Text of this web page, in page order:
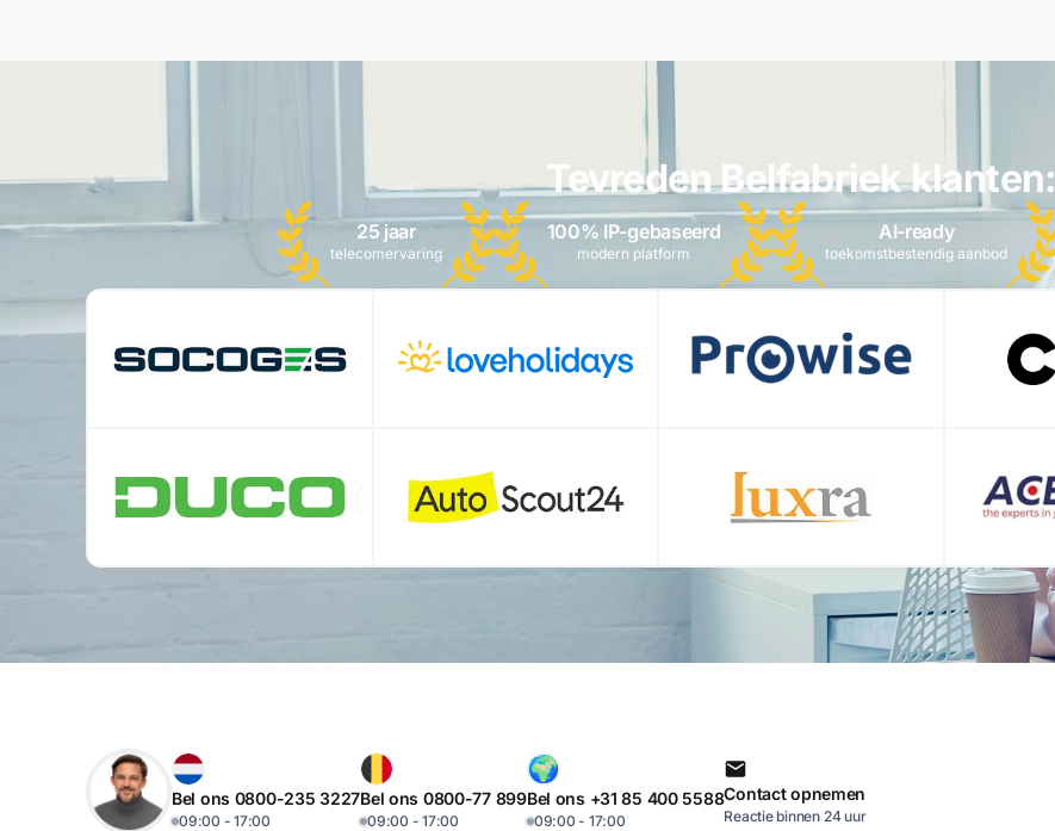
Tevreden Belfabriek klanten:
25 jaar
telecomervaring
100% IP-gebaseerd
modern platform
AI-ready
toekomstbestendig aanbod
Bel ons 0800-235 3227
09:00 - 17:00
Bel ons 0800-77 899
09:00 - 17:00
Bel ons +31 85 400 5588
09:00 - 17:00
Contact opnemen
Reactie binnen 24 uur